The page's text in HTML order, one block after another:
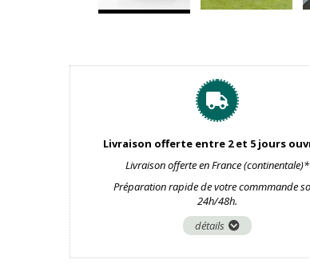
Livraison offerte entre 2 et 5 jours
Livraison offerte en France (continentale)*
Préparation rapide de votre commmande
24h/48h.
détails